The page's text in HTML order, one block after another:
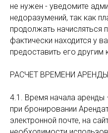
не нужен - уведомите
недоразумений, так как
продолжать начисляться
фактически находится у
предоставить его другим
РАСЧЕТ ВРЕМЕНИ АРЕНДЫ
4.1. Время начала аренды
при бронировании
электронной почте, на